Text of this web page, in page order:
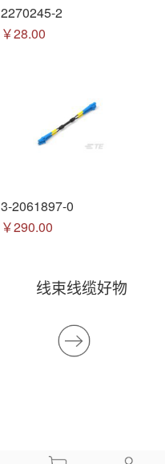
2270245-2
￥28.00
3-2061897-0
￥290.00
线束线缆好物